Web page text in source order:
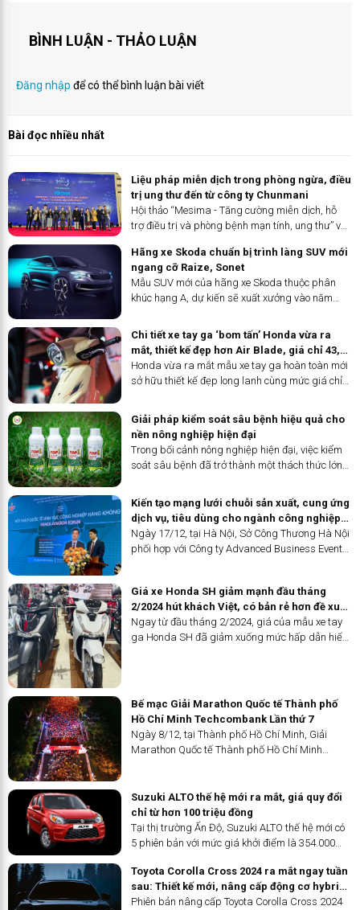
BÌNH LUẬN - THẢO LUẬN
Đăng nhập để có thể bình luận bài viết
Bài đọc nhiều nhất
Liệu pháp miễn dịch trong phòng ngừa, điều
trị ung thư đến từ công ty Chunmani
Hội thảo “Mesima - Tăng cường miễn dịch, hỗ
trợ điều trị và phòng bệnh mạn tính, ung thư” và
đã diễn ra tại Hà Nội hôm 15/12. Hội thảo nhằm
tăng cường nâng cao nhận thức của người dân
về tầm quan trọng của việc phòng bệnh, chữa
bệnh đối với các bệnh mạn tính, hiểm nghèo và
Hãng xe Skoda chuẩn bị trình làng SUV mới
ngang cỡ Raize, Sonet
Mẫu SUV mới của hãng xe Skoda thuộc phân
khúc hạng A, dự kiến sẽ xuất xưởng vào năm
Chi tiết xe tay ga ‘bom tấn’ Honda vừa ra
mắt, thiết kế đẹp hơn Air Blade, giá chỉ 43,5
triệu đồng
Honda vừa ra mắt mẫu xe tay ga hoàn toàn mới
sở hữu thiết kế đẹp long lanh cùng mức giá chỉ
Giải pháp kiểm soát sâu bệnh hiệu quả cho
nền nông nghiệp hiện đại
Trong bối cảnh nông nghiệp hiện đại, việc kiểm
soát sâu bệnh đã trở thành một thách thức lớn
lượng nông sản. Để đối phó với tình trạng sâu
bệnh gây tổn thất từ 20% đến 40% sản lượng
cây trồng toàn cầu mỗi năm, Tổ chức Lương
thực và Nông nghiệp Liên Hợp Quốc (FAO)
khuyến nghị các giải pháp hiệu quả và bền
giải pháp hàng đầu cho nông dân, với công thức
tiên tiến giúp kiểm soát sâu bệnh một cách toàn
diện, nhanh chóng và thân thiện với môi trường,
góp phần bảo vệ mùa màng và đảm bảo an ninh
Kiến tạo mạng lưới chuỗi sản xuất, cung ứng
dịch vụ, tiêu dùng cho ngành công nghiệp
hàng không
Ngày 17/12, tại Hà Nội, Sở Công Thương Hà Nội
phối hợp với Công ty Advanced Business Events
Forum 2024).
Giá xe Honda SH giảm mạnh đầu tháng
2/2024 hút khách Việt, có bản rẻ hơn đề xuất
tới 24 triệu đồng
Ngay từ đầu tháng 2/2024, giá của mẫu xe tay
ga Honda SH đã giảm xuống mức hấp dẫn hiếm
Bế mạc Giải Marathon Quốc tế Thành phố
Hồ Chí Minh Techcombank Lần thứ 7
Ngày 8/12, tại Thành phố Hồ Chí Minh, Giải
Marathon Quốc tế Thành phố Hồ Chí Minh
Đặc biệt, hàng loạt kỷ lục và thành tích cá nhân
đã được thiết lập trong mùa giải năm nay 2024.
Suzuki ALTO thế hệ mới ra mắt, giá quy đổi
chỉ từ hơn 100 triệu đồng
Tại thị trường Ấn Độ, Suzuki ALTO thế hệ mới có
5 phiên bản với mức giá khởi điểm là 354.000
Toyota Corolla Cross 2024 ra mắt ngay tuần
sau: Thiết kế mới, nâng cấp động cơ hybrid,
thêm trang bị
Phiên bản nâng cấp Toyota Corolla Cross 2024